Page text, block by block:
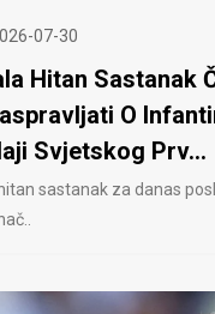
07-30
Hitan Sastanak
O
Svjetskog Prv...
sastanak za danas